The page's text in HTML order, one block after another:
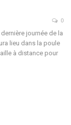
0
journée de la
lieu dans la poule
à distance pour